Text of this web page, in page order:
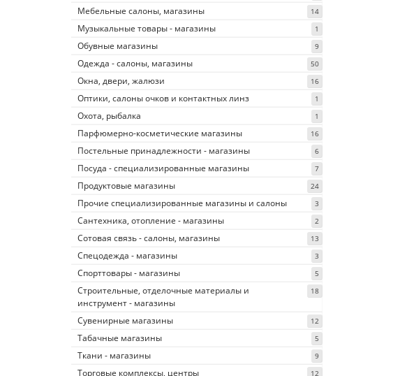
Мебельные салоны, магазины 14
Музыкальные товары - магазины 1
Обувные магазины 9
Одежда - салоны, магазины 50
Окна, двери, жалюзи 16
Оптики, салоны очков и контактных линз 1
Охота, рыбалка 1
Парфюмерно-косметические магазины 16
Постельные принадлежности - магазины 6
Посуда - специализированные магазины 7
Продуктовые магазины 24
Прочие специализированные магазины и салоны 3
Сантехника, отопление - магазины 2
Сотовая связь - салоны, магазины 13
Спецодежда - магазины 3
Спорттовары - магазины 5
Строительные, отделочные материалы и
инструмент - магазины
18
Сувенирные магазины 12
Табачные магазины 5
Ткани - магазины 9
Торговые комплексы, центры 12